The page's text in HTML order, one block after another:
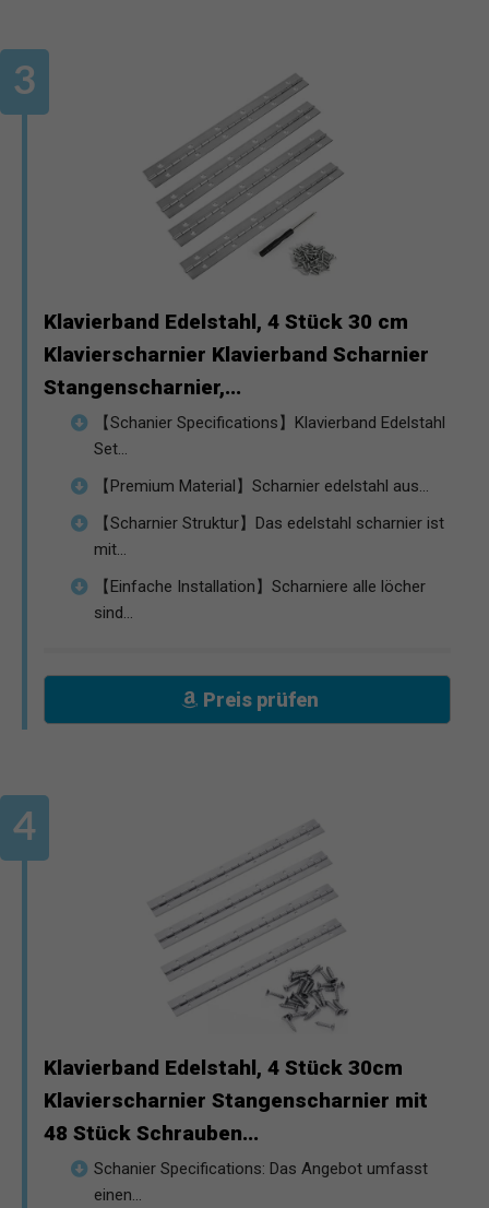
Klavierband Edelstahl, 4 Stück 30 cm
Klavierscharnier Klavierband Scharnier
Stangenscharnier,...
【Schanier Specifications】Klavierband Edelstahl
Set...
【Premium Material】Scharnier edelstahl aus...
【Scharnier Struktur】Das edelstahl scharnier ist
mit...
【Einfache Installation】Scharniere alle löcher
sind...
Preis prüfen
Klavierband Edelstahl, 4 Stück 30cm
Klavierscharnier Stangenscharnier mit
48 Stück Schrauben...
Schanier Specifications: Das Angebot umfasst
einen...